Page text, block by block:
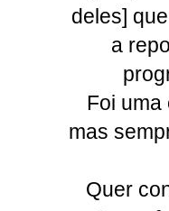
deles]
a
Foi uma
mas
Quer